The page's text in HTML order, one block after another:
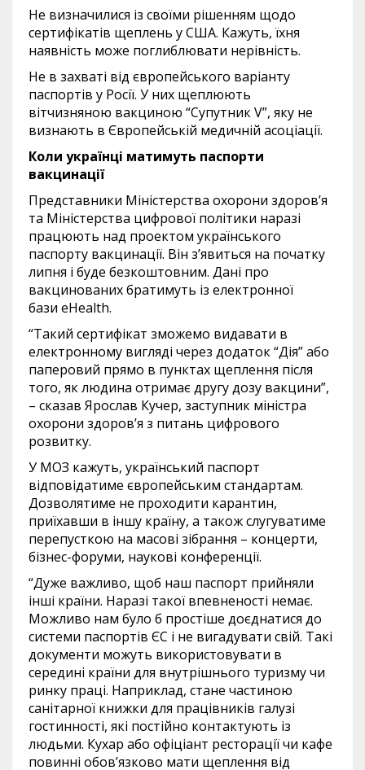
Не визначилися із своїми рішенням щодо
сертифікатів щеплень у США. Кажуть, їхня
наявність може поглиблювати нерівність.
Не в захваті від європейського варіанту
паспортів у Росії. У них щеплюють
вітчизняною вакциною “Супутник V”, яку не
визнають в Європейській медичній асоціації.
Коли українці матимуть паспорти
вакцинації
Представники Міністерства охорони здоров’я
та Міністерства цифрової політики наразі
працюють над проектом українського
паспорту вакцинації. Він з’явиться на початку
липня і буде безкоштовним. Дані про
вакцинованих братимуть із електронної
бази eHealth.
“Такий сертифікат зможемо видавати в
електронному вигляді через додаток “Дія” або
паперовий прямо в пунктах щеплення після
того, як людина отримає другу дозу вакцини”,
– сказав Ярослав Кучер, заступник міністра
охорони здоров’я з питань цифрового
розвитку.
У МОЗ кажуть, український паспорт
відповідатиме європейським стандартам.
Дозволятиме не проходити карантин,
приїхавши в іншу країну, а також слугуватиме
перепусткою на масові зібрання – концерти,
бізнес-форуми, наукові конференції.
“Дуже важливо, щоб наш паспорт прийняли
інші країни. Наразі такої впевненості немає.
Можливо нам було б простіше доєднатися до
системи паспортів ЄС і не вигадувати свій. Такі
документи можуть використовувати в
середині країни для внутрішнього туризму чи
ринку праці. Наприклад, стане частиною
санітарної книжки для працівників галузі
гостинності, які постійно контактують із
людьми. Кухар або офіціант ресторації чи кафе
повинні обов’язково мати щеплення від